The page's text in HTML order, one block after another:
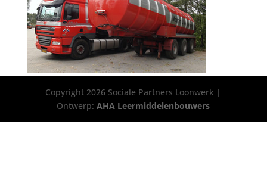
Copyright 2026 Sociale Partners Loonwerk |
Ontwerp:AHA Leermiddelenbouwers